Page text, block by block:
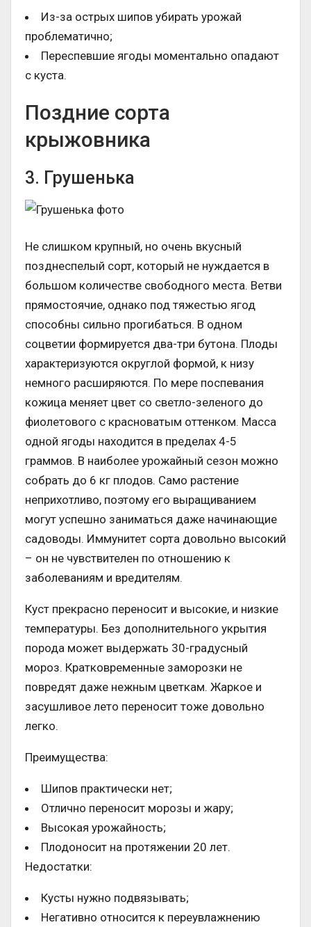
Из-за острых шипов убирать урожай
проблематично;
Переспевшие ягоды моментально опадают
с куста.
Поздние сорта
крыжовника
3. Грушенька
Не слишком крупный, но очень вкусный
позднеспелый сорт, который не нуждается в
большом количестве свободного места. Ветви
прямостоячие, однако под тяжестью ягод
способны сильно прогибаться. В одном
соцветии формируется два-три бутона. Плоды
характеризуются округлой формой, к низу
немного расширяются. По мере поспевания
кожица меняет цвет со светло-зеленого до
фиолетового с красноватым оттенком. Масса
одной ягоды находится в пределах 4-5
граммов. В наиболее урожайный сезон можно
собрать до 6 кг плодов. Само растение
неприхотливо, поэтому его выращиванием
могут успешно заниматься даже начинающие
садоводы. Иммунитет сорта довольно высокий
– он не чувствителен по отношению к
заболеваниям и вредителям.
Куст прекрасно переносит и высокие, и низкие
температуры. Без дополнительного укрытия
порода может выдержать 30-градусный
мороз. Кратковременные заморозки не
повредят даже нежным цветкам. Жаркое и
засушливое лето переносит тоже довольно
легко.
Преимущества:
Шипов практически нет;
Отлично переносит морозы и жару;
Высокая урожайность;
Плодоносит на протяжении 20 лет.
Недостатки:
Кусты нужно подвязывать;
Негативно относится к переувлажнению